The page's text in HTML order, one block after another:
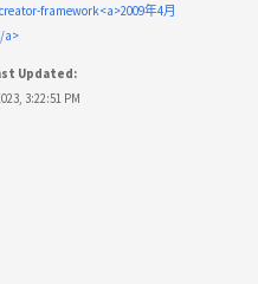
framework<a>2009年4月
a>
Updated:
3:22:51 PM